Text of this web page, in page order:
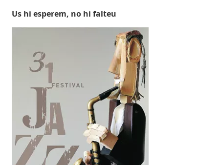
Us hi esperem, no hi falteu